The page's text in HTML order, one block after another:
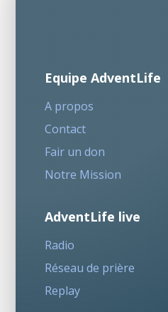
Equipe AdventLife
A propos
Contact
Fair un don
Notre Mission
AdventLife live
Radio
Réseau de prière
Replay